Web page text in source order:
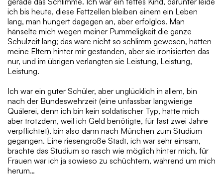
ich bis heute, diese Fettzellen bleiben einem ein Leben
lang, man hungert dagegen an, aber erfolglos. Man
hänselte mich wegen meiner Pummeligkeit die ganze
Schulzeit lang; das wäre nicht so schlimm gewesen, hätten
meine Eltern hinter mir gestanden, aber sie ironisierten das
nur, und im übrigen verlangten sie Leistung, Leistung,
Leistung.
Ich war ein guter Schüler, aber unglücklich in allem, bin
nach der Bundeswehrzeit (eine unfassbar langwierige
Quälerei, denn ich bin kein soldatischer Typ, hatte mich
aber trotzdem, weil ich Geld benötigte, für fast zwei Jahre
verpflichtet), bin also dann nach München zum Studium
gegangen. Eine riesengroße Stadt, ich war sehr einsam,
brachte das Studium so rasch wie möglich hinter mich, für
Frauen war ich ja sowieso zu schüchtern, während um mich
herum…